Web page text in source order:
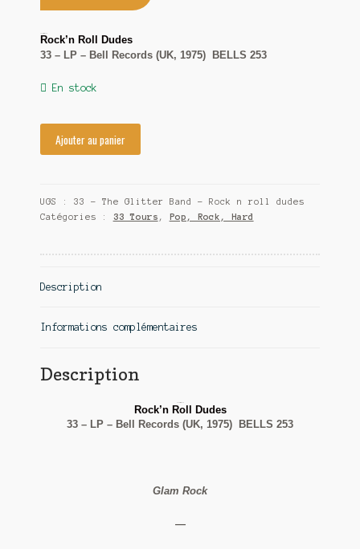
Rock’n Roll Dudes
33 – LP – Bell Records (UK, 1975) BELLS 253
En stock
Ajouter au panier
UGS : 33 - The Glitter Band - Rock n roll dudes
Catégories : 33 Tours , Pop, Rock, Hard
Description
Informations complémentaires
Description
Rock’n Roll Dudes
33 – LP – Bell Records (UK, 1975) BELLS 253
Glam Rock
—